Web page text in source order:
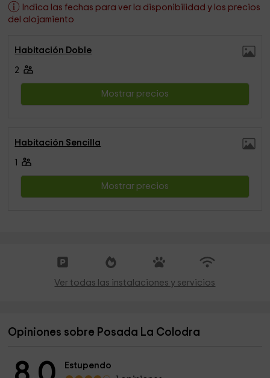
Indica las fechas para ver la disponibilidad y los precios
del alojamiento
Habitación Doble
2
Mostrar precios
Habitación Sencilla
Mostrar precios
Ver todas las instalaciones y servicios
Opiniones sobre Posada La Colodra
Estupendo